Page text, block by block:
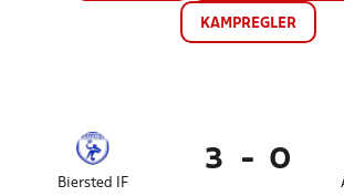
KAMPREGLER
Biersted IF
3 - 0